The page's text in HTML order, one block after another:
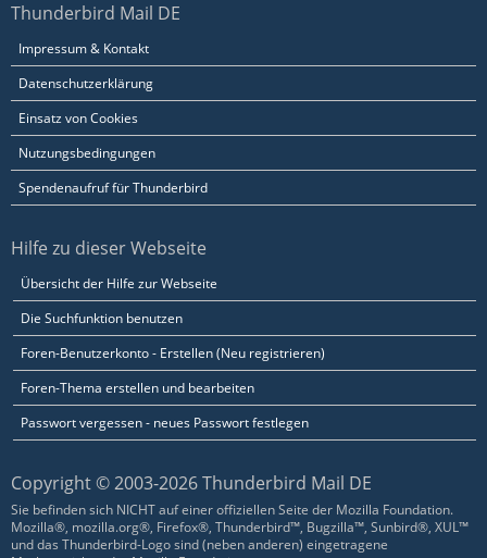
Thunderbird Mail DE
Impressum & Kontakt
Datenschutzerklärung
Einsatz von Cookies
Nutzungsbedingungen
Spendenaufruf für Thunderbird
Hilfe zu dieser Webseite
Übersicht der Hilfe zur Webseite
Die Suchfunktion benutzen
Foren-Benutzerkonto - Erstellen (Neu registrieren)
Foren-Thema erstellen und bearbeiten
Passwort vergessen - neues Passwort festlegen
Copyright © 2003-2026 Thunderbird Mail DE
Sie befinden sich NICHT auf einer offiziellen Seite der Mozilla Foundation.
Mozilla®, mozilla.org®, Firefox®, Thunderbird™, Bugzilla™, Sunbird®, XUL™
und das Thunderbird-Logo sind (neben anderen) eingetragene